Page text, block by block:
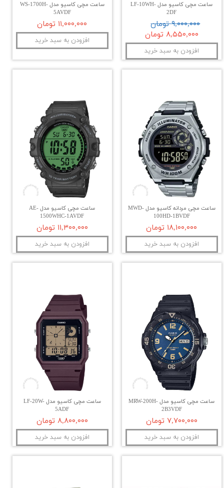
ساعت مچی کاسیو مدل LF-10WH-
2DF
۹,۰۰۰,۰۰۰ تومان
۸,۵۵۰,۰۰۰ تومان
افزودن به سبد خرید
ساعت مچی کاسیو مدل WS-1700H-
5AVDF
۱۱,۰۰۰,۰۰۰ تومان
افزودن به سبد خرید
ساعت مچی مردانه کاسیو مدل MWD-
100HD-1BVDF
۱۸,۱۰۰,۰۰۰ تومان
افزودن به سبد خرید
ساعت مچی کاسیو مدل AE-
1500WHC-1AVDF
۱۱,۳۰۰,۰۰۰ تومان
افزودن به سبد خرید
ساعت مچی کاسیو مدل MRW-200H-
2B3VDF
۷,۷۰۰,۰۰۰ تومان
افزودن به سبد خرید
ساعت مچی کاسیو مدل LF-20W-
5ADF
۸,۸۰۰,۰۰۰ تومان
افزودن به سبد خرید